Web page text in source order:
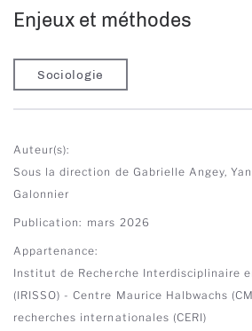
Enjeux et méthodes
Sociologie
Auteur(s)
Sous la direction de Gabrielle Angey,
Galonnier
Publication mars 2026
Appartenance
Institut de Recherche Interdisciplinaire
(IRISSO) - Centre Maurice Halbwachs
recherches internationales (CERI)